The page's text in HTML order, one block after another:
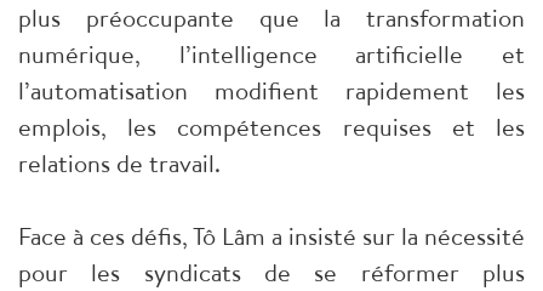
plus préoccupante que la transformation
numérique, l’intelligence artificielle et
l’automatisation modifient rapidement les
emplois, les compétences requises et les
relations de travail.
Face à ces défis, Tô Lâm a insisté sur la nécessité
pour les syndicats de se réformer plus